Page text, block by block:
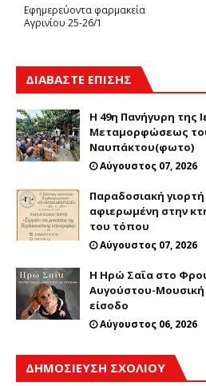
Εφημερεύοντα φαρμακεία
Αγρινίου 25-26/1
ΔΙΑΒΑΣΤΕ ΕΠΙΣΗΣ
Η 49η Πανήγυρη της
Μεταμορφώσεως
Ναυπάκτου(φωτο)
Αύγουστος 07, 2026
Παραδοσιακή
αφιερωμένη στην
του τόπου
Αύγουστος 07, 2026
Η Ηρώ Σαΐα στο
Αυγούστου-
είσοδο
Αύγουστος 06, 2026
ΔΗΜΟΣΊΕΥΣΗ ΣΧΟΛΊΟΥ